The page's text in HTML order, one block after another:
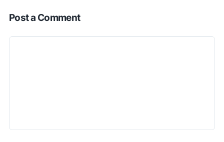
Post a Comment